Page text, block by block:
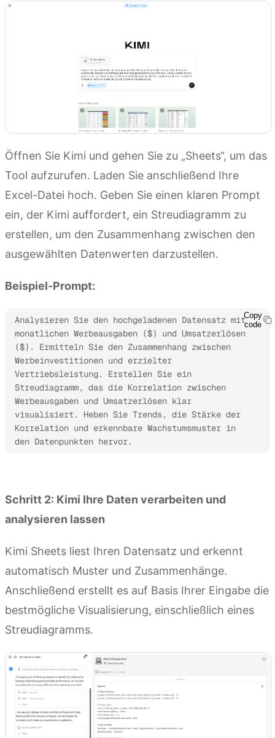
Öffnen Sie Kimi und gehen Sie zu „Sheets“, um das
Tool aufzurufen. Laden Sie anschließend Ihre
Excel-Datei hoch. Geben Sie einen klaren Prompt
ein, der Kimi auffordert, ein Streudiagramm zu
erstellen, um den Zusammenhang zwischen den
ausgewählten Datenwerten darzustellen.
Beispiel-Prompt:
Analysieren Sie den hochgeladenen Datensatz mit
monatlichen Werbeausgaben ($) und Umsatzerlösen
($). Ermitteln Sie den Zusammenhang zwischen
Werbeinvestitionen und erzielter
Vertriebsleistung. Erstellen Sie ein
Streudiagramm, das die Korrelation zwischen
Werbeausgaben und Umsatzerlösen klar
visualisiert. Heben Sie Trends, die Stärke der
Korrelation und erkennbare Wachstumsmuster in
den Datenpunkten hervor.
Copy
code
Schritt 2: Kimi Ihre Daten verarbeiten und
analysieren lassen
Kimi Sheets liest Ihren Datensatz und erkennt
automatisch Muster und Zusammenhänge.
Anschließend erstellt es auf Basis Ihrer Eingabe die
bestmögliche Visualisierung, einschließlich eines
Streudiagramms.